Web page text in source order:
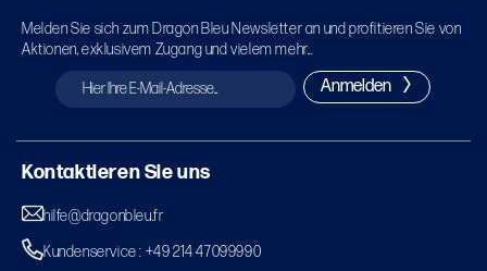
Melden Sie sich zum Dragon Bleu Newsletter an und profitieren Sie von
Aktionen, exklusivem Zugang und vielem mehr...
Anmelden
Kontaktieren Sie uns
hilfe@dragonbleu.fr
Kundenservice : +49 214 47099990